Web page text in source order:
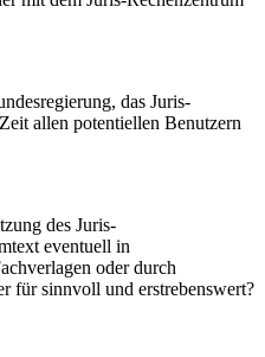
das Juris-
allen potentiellen Benutzern
des Juris-
eventuell in
oder durch
für sinnvoll und erstrebenswert?